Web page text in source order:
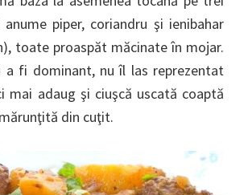
piper, coriandru şi ienibahar
toate proaspăt măcinate în mojar.
a fi dominant, nu îl las reprezentat
mai adaug şi ciuşcă uscată coaptă
din cuţit.